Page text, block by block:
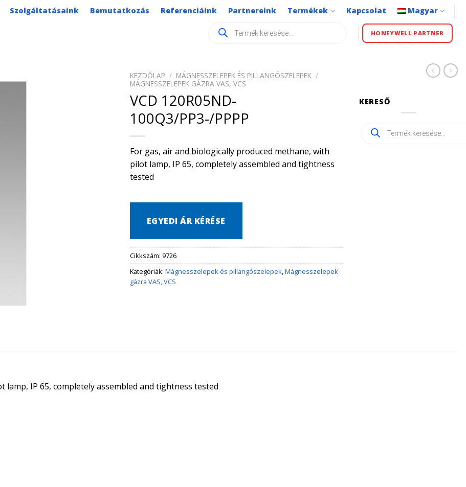
Szolgáltatásaink Bemutatkozás Referenciáink Partnereink Termékek Kapcsolat Magyar
search HONEYWELL PARTNER
KEZDŐLAP / MÁGNESSZELEPEK ÉS PILLANGÓSZELEPEK /
MÁGNESSZELEPEK GÁZRA VAS, VCS
VCD 120R05ND-
100Q3/PP3-/PPPP
For gas, air and biologically produced methane, with
pilot lamp, IP 65, completely assembled and tightness
tested
EGYEDI ÁR KÉRÉSE
Cikkszám: 9726
Kategóriák: Mágnesszelepek és pillangószelepek Mágnesszelepek
gázra VAS, VCS
KERESŐ
Products
search
IP 65, completely assembled and tightness tested